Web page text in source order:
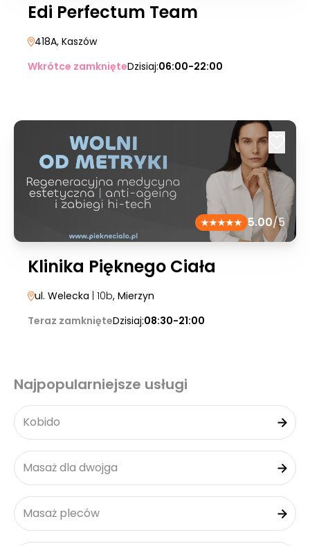
Edi Perfectum Team
418A, Kaszów
Wkrótce zamknięteDzisiaj:06:00-22:00
5.00/5
Klinika Pięknego Ciała
ul. Welecka | 10b, Mierzyn
Teraz zamknięteDzisiaj:08:30-21:00
Najpopularniejsze usługi
Kobido
Masaż dla dwojga
Masaż pleców